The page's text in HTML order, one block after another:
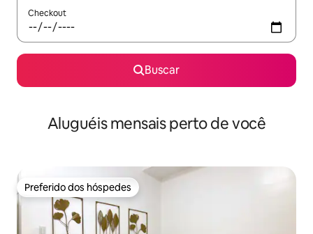
Checkout
Buscar
Aluguéis mensais perto de você
Preferido dos hóspedes
Preferido dos hóspedes